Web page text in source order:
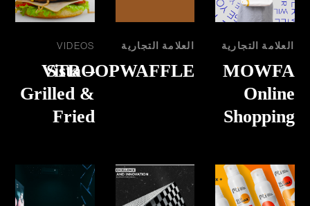
العلامة التجارية
MOWFA
Online
Shopping
العلامة التجارية
STROOPWAFFLE
VIDEOS
Vista –
Grilled &
Fried